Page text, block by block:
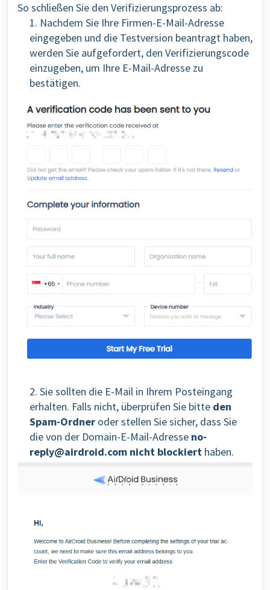
So schließen Sie den Verifizierungsprozess ab:
1. Nachdem Sie Ihre Firmen-E-Mail-Adresse
eingegeben und die Testversion beantragt haben,
werden Sie aufgefordert, den Verifizierungscode
einzugeben, um Ihre E-Mail-Adresse zu
bestätigen.
2. Sie sollten die E-Mail in Ihrem Posteingang
erhalten. Falls nicht, überprüfen Sie bitte den
Spam-Ordner oder stellen Sie sicher, dass Sie
die von der Domain-E-Mail-Adresse no-
reply@airdroid.com nicht blockiert haben.